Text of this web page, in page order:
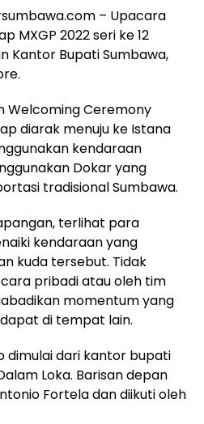
– Upacara
MXGP 2022 seri ke 12
Kantor Bupati Sumbawa,
Welcoming Ceremony
diarak menuju ke Istana
kendaraan
Dokar yang
tradisional Sumbawa.
terlihat para
kendaraan yang
kuda tersebut. Tidak
pribadi atau oleh tim
momentum yang
di tempat lain.
dimulai dari kantor bupati
Loka. Barisan depan
Fortela dan diikuti oleh